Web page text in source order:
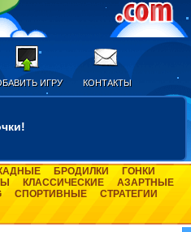
ИГРУ КОНТАКТЫ
БРОДИЛКИ
ГОНКИ
КЛАССИЧЕСКИЕ
АЗАРТНЫЕ
СПОРТИВНЫЕ
СТРАТЕГИИ